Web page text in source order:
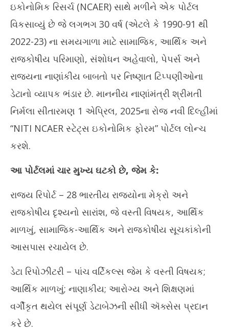
NOW VIEWING
નાણાંમંત્રી 1 એપ્રિલ, 2025ના રોજ નવી દિલ્હીમાં “NITI NCAER
સ્ટેટ્સ ઇકોનોમિક ફોરમ” પોર્ટલ લોન્ચ કરશે
March
31,
2025
ઇકોનોમિક રિસર્ચ (NCAER) સાથે મળીને એક પોર્ટલ
વિકસાવ્યું છે જે લગભગ 30 વર્ષ (એટલે ​​કે 1990-91 થી
2022-23) ના સમયગાળા માટે સામાજિક, આર્થિક અને
રાજકોષીય પરિમાણો, સંશોધન અહેવાલો, પેપર્સ અને
રાજ્યના નાણાંકીય બાબતો પર નિષ્ણાત ટિપ્પણીઓના
ડેટાનો વ્યાપક ભંડાર છે. માનનીય નાણાંમંત્રી શ્રીમતી
નિર્મલા સીતારમણ 1 એપ્રિલ, 2025ના રોજ નવી દિલ્હીમાં
“NITI NCAER સ્ટેટ્સ ઇકોનોમિક ફોરમ” પોર્ટલ લોન્ચ
કરશે.
આ પોર્ટલમાં ચાર મુખ્ય ઘટકો છે, જેમ કે:
રાજ્ય રિપોર્ટ – 28 ભારતીય રાજ્યોના મેક્રો અને
રાજકોષીય દૃશ્યનો સારાંશ, જે વસ્તી વિષયક, આર્થિક
માળખું, સામાજિક-આર્થિક અને રાજકોષીય સૂચકાંકોની
આસપાસ રચાયેલ છે.
ડેટા રિપોઝીટરી – પાંચ વર્ટિકલ્સ જેમ કે વસ્તી વિષયક;
આર્થિક માળખું; નાણાકીય; આરોગ્ય અને શિક્ષણમાં
વર્ગીકૃત થયેલ સંપૂર્ણ ડેટાબેઝની સીધી ઍક્સેસ પ્રદાન
કરે છે.